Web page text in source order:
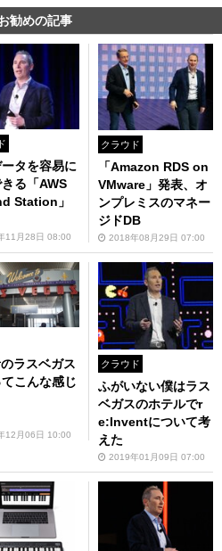
勧めの記事
タを容易に
る「AWS
Station」
11月28日 08:00
クラウド
「Amazon RDS on
VMware」発表、オ
ンプレミスのマネー
ジドDB
2018年08月29日 07:00
ラスベガス
こんな感じ
12月06日 10:00
クラウド
ふがいない僕はラス
ベガスのホテルでr
e:Inventについて考
えた
2019年01月09日 07:00